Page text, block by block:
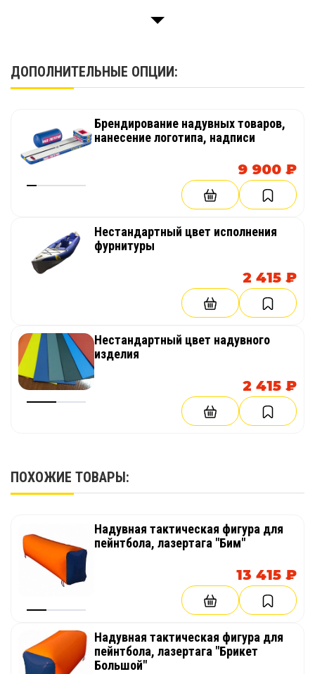
• 3 прочных леера для крепления к
поверхности;
• возможно изготовление в любом цвете, с
логотипом заказчика.
надувную фигуру для пейнбола
недорого можно у
предлагает качественную продукцию,
выполненную по европейским стандартам, по
российским ценам.
ДОПОЛНИТЕЛЬНЫЕ ОПЦИИ:
Брендирование надувных товаров,
нанесение логотипа, надписи
9 900 ₽
Нестандартный цвет исполнения
фурнитуры
2 415 ₽
Нестандартный цвет надувного
изделия
2 415 ₽
ПОХОЖИЕ ТОВАРЫ:
Надувная тактическая фигура для
пейнтбола, лазертага "Бим"
13 415 ₽
Надувная тактическая фигура для
пейнтбола, лазертага "Брикет
Большой"